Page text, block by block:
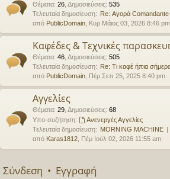
Θέματα: 26 Δημοσιεύσεις: 535
Τελευταία δημοσίευση: Re: Αγορά
από PublicDomain , Κυρ Μάιος 03, 2026 8:46 pm
Καφέδες & Τεχνικές
Θέματα: 46 Δημοσιεύσεις: 505
Τελευταία δημοσίευση: Re: Τι καφέ ήπια
από PublicDomain , Πέμ Σεπ 25, 2025 8:40 pm
Αγγελίες
Θέματα: 29 Δημοσιεύσεις: 68
Υπο-συζήτηση:
Ανενεργές Αγγελίες
Τελευταία δημοσίευση: MORNING MACHINE
από Karas1812 , Πέμ Ιούλ 02, 2026 11:55 am
Σύνδεση • Εγγραφή